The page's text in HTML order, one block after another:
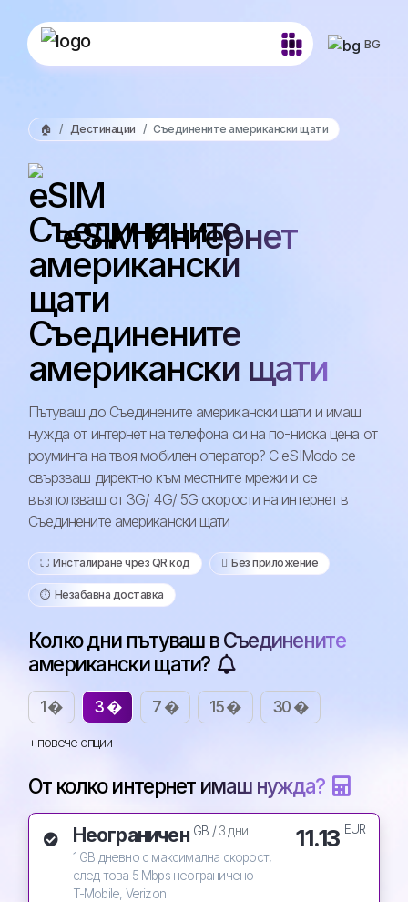
BG
🏠 Дестинации Съединените американски щати
eSIM Интернет
Съединените
американски щати
Пътуваш до Съединените американски щати и имаш
нужда от интернет на телефона си на по-ниска цена от
роуминга на твоя мобилен оператор? С eSIModo се
свързваш директно към местните мрежи и се
възползваш от 3G/ 4G/ 5G скорости на интернет в
Съединените американски щати
⛶️️ Инсталиране чрез QR код ️ Без приложение
⏱️️ Незабавна доставка
Колко дни пътуваш в Съединените
американски щати?
1 � 3 � 7 � 15 � 30 �
+ повече опции
От колко интернет имаш нужда?
Неограничен GB /3 дни
1 GB дневно с максимална скорост,
след това 5 Mbps неограничено
T-Mobile, Verizon
11.13 EUR